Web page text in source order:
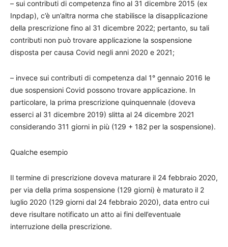
– sui contributi di competenza fino al 31 dicembre 2015 (ex
Inpdap), c’è un’altra norma che stabilisce la disapplicazione
della prescrizione fino al 31 dicembre 2022; pertanto, su tali
contributi non può trovare applicazione la sospensione
disposta per causa Covid negli anni 2020 e 2021;
– invece sui contributi di competenza dal 1° gennaio 2016 le
due sospensioni Covid possono trovare applicazione. In
particolare, la prima prescrizione quinquennale (doveva
esserci al 31 dicembre 2019) slitta al 24 dicembre 2021
considerando 311 giorni in più (129 + 182 per la sospensione).
Qualche esempio
Il termine di prescrizione doveva maturare il 24 febbraio 2020,
per via della prima sospensione (129 giorni) è maturato il 2
luglio 2020 (129 giorni dal 24 febbraio 2020), data entro cui
deve risultare notificato un atto ai fini dell’eventuale
interruzione della prescrizione.